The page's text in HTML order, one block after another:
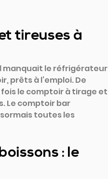
tireuses à
manquait le réfrigérateur
prêts à l’emploi. De
le comptoir à tirage et
Le comptoir bar
toutes les
: le